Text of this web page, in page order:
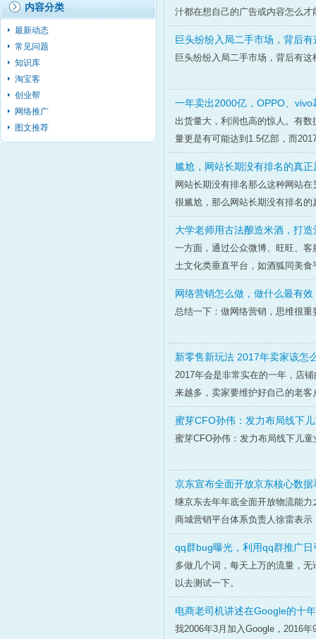
内容分类
最新动态
常见问题
知识库
淘宝客
创业帮
网络推广
图文推荐
汁都在想自己的广告或内容怎么
巨头纷纷入局二手市场，背后
巨头纷纷入局二手市场，背后有这
一年卖出2000亿，OPPO、
出货量大，利润也高的惊人。有
量更是有可能达到1.5亿部，而
尴尬，网站长期没有排名的真
网站长期没有排名那么这种网站
很尴尬，那么网站长期没有排名的
大学老师用古法酿造米酒，打
一方面，通过公众微博、旺旺、
土文化类垂直平台，如酒狐同美食
网络营销怎么做，做什么最有
总结一下：做网络营销，思维很
新零售新玩法 2017年卖家该怎
2017年会是非常实在的一年，店
来越多，卖家要维护好自己的老
蜜芽CFO孙伟：发力布局线下
蜜芽CFO孙伟：发力布局线下儿童
京东宣布全面开放京东核心数据
继京东去年年底全面开放物流能
商城营销平台体系负责人徐雷表
qq群bug曝光，利用qq群推广日
多做几个词，每天上万的流量，
以去测试一下。
电商老司机讲述在Google的十年
我2006年3月加入Google，2016